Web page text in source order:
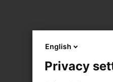
English
Privacy